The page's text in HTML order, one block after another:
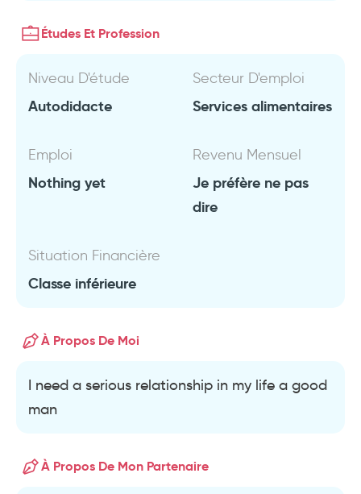
Études Et Profession
Niveau D'étude
Autodidacte
Secteur D'emploi
Services alimentaires
Emploi
Nothing yet
Revenu Mensuel
Je préfère ne pas
dire
Situation Financière
Classe inférieure
À Propos De Moi
I need a serious relationship in my life a good
man
À Propos De Mon Partenaire